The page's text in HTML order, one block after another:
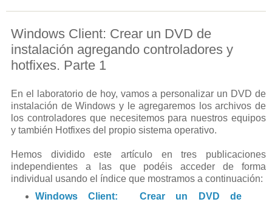
Windows Client: Crear un DVD de
instalación agregando controladores y
hotfixes. Parte 1
En el laboratorio de hoy, vamos a personalizar un DVD de
instalación de Windows y le agregaremos los archivos de
los controladores que necesitemos para nuestros equipos
y también Hotfixes del propio sistema operativo.
Hemos dividido este artículo en tres publicaciones
independientes a las que podéis acceder de forma
individual usando el índice que mostramos a continuación:
Windows Client: Crear un DVD de